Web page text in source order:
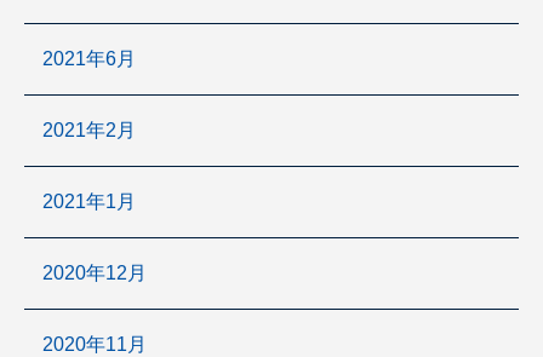
2021年6月
2021年2月
2021年1月
2020年12月
2020年11月